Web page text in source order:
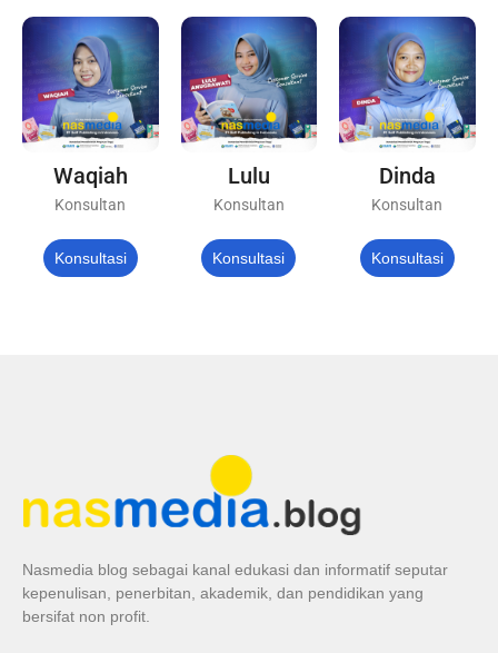
Waqiah
Konsultan
Konsultasi
Lulu
Konsultan
Konsultasi
Dinda
Konsultan
Konsultasi
Nasmedia blog sebagai kanal edukasi dan informatif seputar
kepenulisan, penerbitan, akademik, dan pendidikan yang
bersifat non profit.